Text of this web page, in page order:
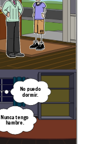
No puedo
dormir.
Nunca tengo
hambre.